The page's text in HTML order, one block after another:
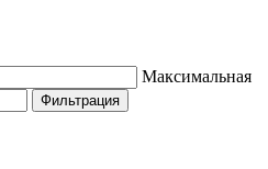
Максимальная
Фильтрация